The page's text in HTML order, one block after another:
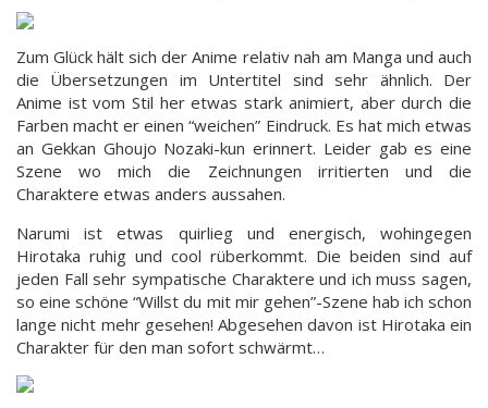
Zum Glück hält sich der Anime relativ nah am Manga und auch
die Übersetzungen im Untertitel sind sehr ähnlich. Der
Anime ist vom Stil her etwas stark animiert, aber durch die
Farben macht er einen “weichen” Eindruck. Es hat mich etwas
an Gekkan Ghoujo Nozaki-kun erinnert. Leider gab es eine
Szene wo mich die Zeichnungen irritierten und die
Charaktere etwas anders aussahen.
Narumi ist etwas quirlieg und energisch, wohingegen
Hirotaka ruhig und cool rüberkommt. Die beiden sind auf
jeden Fall sehr sympatische Charaktere und ich muss sagen,
so eine schöne “Willst du mit mir gehen”-Szene hab ich schon
lange nicht mehr gesehen! Abgesehen davon ist Hirotaka ein
Charakter für den man sofort schwärmt…